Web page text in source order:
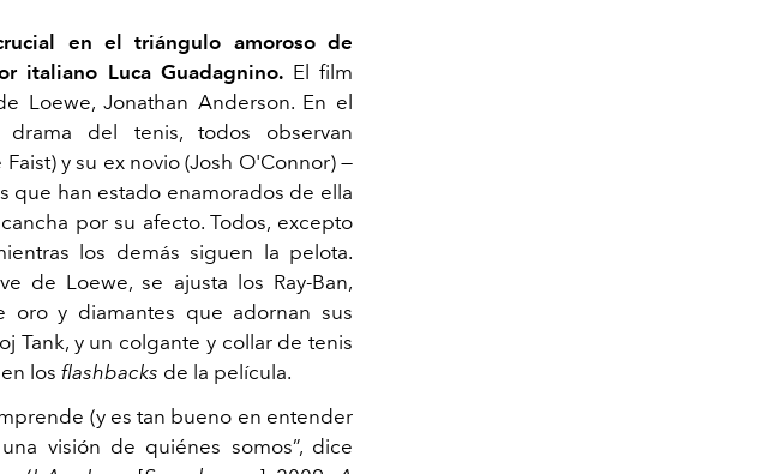
en el triángulo amoroso de
italiano Luca Guadagnino. El film
Loewe, Jonathan Anderson. En el
del tenis, todos observan
y su ex novio (Josh O'Connor) —
que han estado enamorados de ella
por su afecto. Todos, excepto
los demás siguen la pelota.
de Loewe, se ajusta los Ray-Ban,
oro y diamantes que adornan sus
Tank, y un colgante y collar de tenis
los flashbacks de la película.
(y es tan bueno en entender
visión de quiénes somos”, dice